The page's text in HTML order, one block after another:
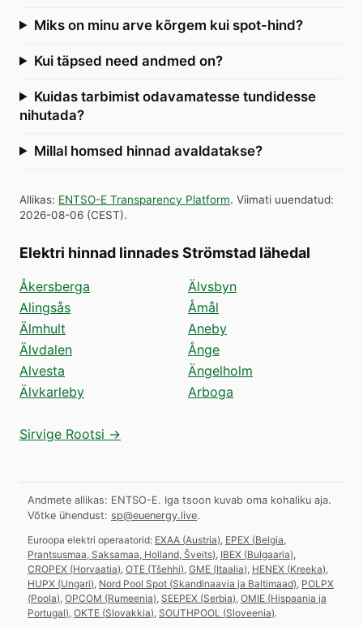
Miks on minu arve kõrgem kui spot-hind?
Kui täpsed need andmed on?
Kuidas tarbimist odavamatesse tundidesse
nihutada?
Millal homsed hinnad avaldatakse?
Allikas: ENTSO-E Transparency Platform. Viimati uuendatud:
2026-08-06 (CEST).
Elektri hinnad linnades Strömstad lähedal
Åkersberga
Alingsås
Älmhult
Älvdalen
Alvesta
Älvkarleby
Älvsbyn
Åmål
Aneby
Ånge
Ängelholm
Arboga
Sirvige Rootsi →
Andmete allikas: ENTSO-E. Iga tsoon kuvab oma kohaliku aja.
Võtke ühendust: sp@euenergy.live.
Euroopa elektri operaatorid: EXAA (Austria) EPEX (Belgia,
Prantsusmaa, Saksamaa, Holland, Šveits) IBEX (Bulgaaria)
CROPEX (Horvaatia) OTE (Tšehhi) GME (Itaalia) HENEX (Kreeka)
HUPX (Ungari) Nord Pool Spot (Skandinaavia ja Baltimaad) POLPX
(Poola) OPCOM (Rumeenia) SEEPEX (Serbia) OMIE (Hispaania ja
Portugal) OKTE (Slovakkia) SOUTHPOOL (Sloveenia).